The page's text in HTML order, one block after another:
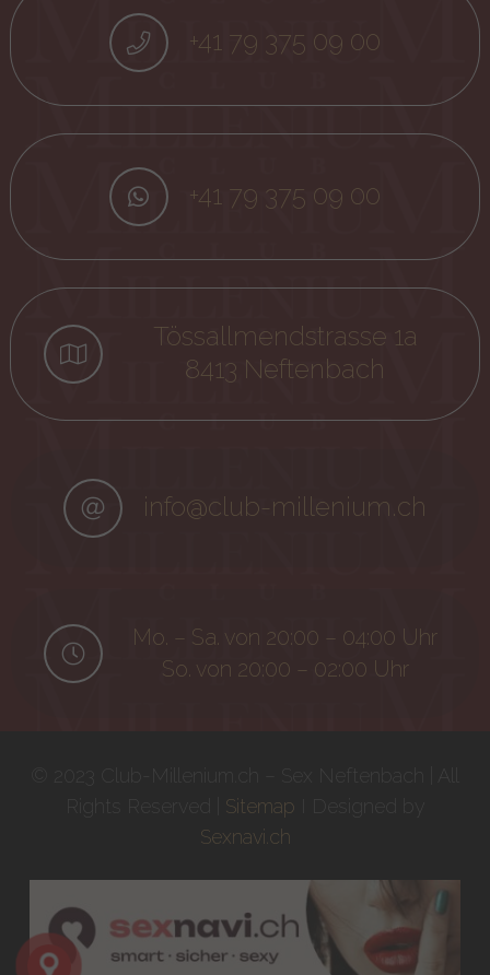
+41 79 375 09 00
+41 79 375 09 00
Tössallmendstrasse 1a
8413 Neftenbach
info@club-millenium.ch
Mo. – Sa. von 20:00 – 04:00 Uhr
So. von 20:00 – 02:00 Uhr
Sitemap
Sexnavi.ch